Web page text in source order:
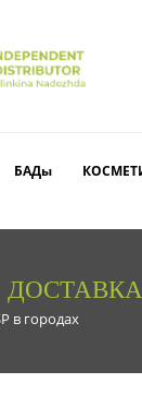
БАДы
|
в городах